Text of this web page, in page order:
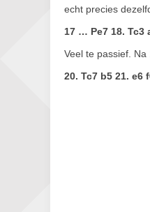
echt precies
17 … Pe7 18. Tc3
Veel te passief.
20. Tc7 b5 21. e6